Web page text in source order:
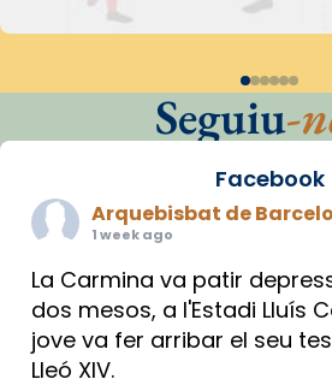
Seguiu-
Facebook
Arquebisbat de
1 week ago
La Carmina va patir
dos mesos, a l'Estadi Lluís
jove va fer arribar el seu
Lleó XIV.